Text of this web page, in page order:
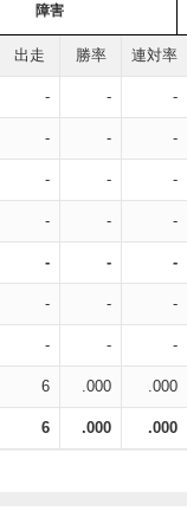
障害
出走 勝率 連対率
- - -
- - -
- - -
- - -
- - -
- - -
- - -
6 .000 .000
6 .000 .000